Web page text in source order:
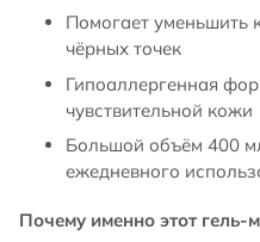
Помогает уменьшить
чёрных точек
Гипоаллергенная
чувствительной кожи
Большой объём 400
ежедневного
Почему именно этот гель-